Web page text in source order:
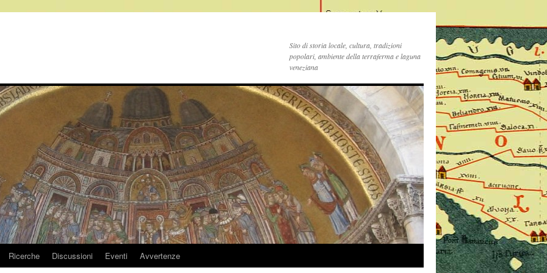
Sito di storia locale, cultura, tradizioni
popolari, ambiente della terraferma e laguna
veneziana
Ricerche Discussioni Eventi Avvertenze